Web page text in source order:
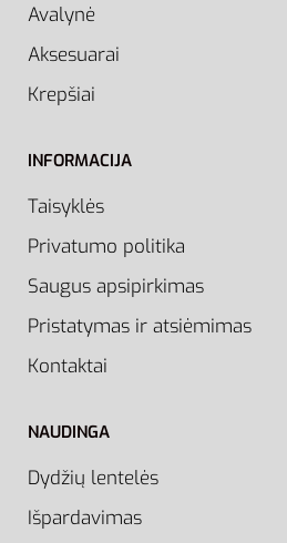
Avalynė
Aksesuarai
Krepšiai
INFORMACIJA
Taisyklės
Privatumo politika
Saugus apsipirkimas
Pristatymas ir atsiėmimas
Kontaktai
NAUDINGA
Dydžių lentelės
Išpardavimas